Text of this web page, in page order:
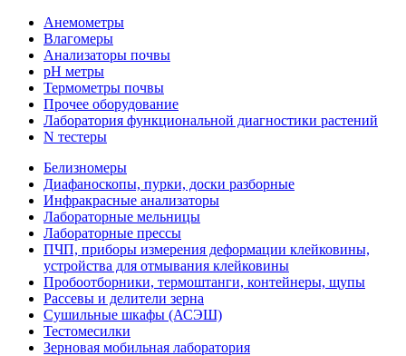
Анемометры
Влагомеры
Анализаторы почвы
pH метры
Термометры почвы
Прочее оборудование
Лаборатория функциональной диагностики растений
N тестеры
Белизномеры
Диафаноскопы, пурки, доски разборные
Инфракрасные анализаторы
Лабораторные мельницы
Лабораторные прессы
ПЧП, приборы измерения деформации клейковины,
устройства для отмывания клейковины
Пробоотборники, термоштанги, контейнеры, щупы
Рассевы и делители зерна
Сушильные шкафы (АСЭШ)
Тестомесилки
Зерновая мобильная лаборатория